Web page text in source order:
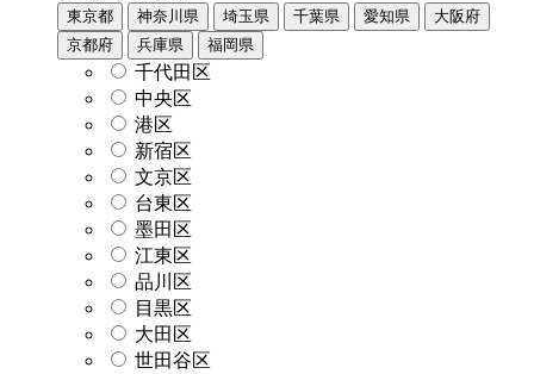
東京都 神奈川県 埼玉県 千葉県 愛知県
大阪府
京都府
兵庫県 福岡県
千代田区
中央区
港区
新宿区
文京区
台東区
墨田区
江東区
品川区
目黒区
大田区
世田谷区